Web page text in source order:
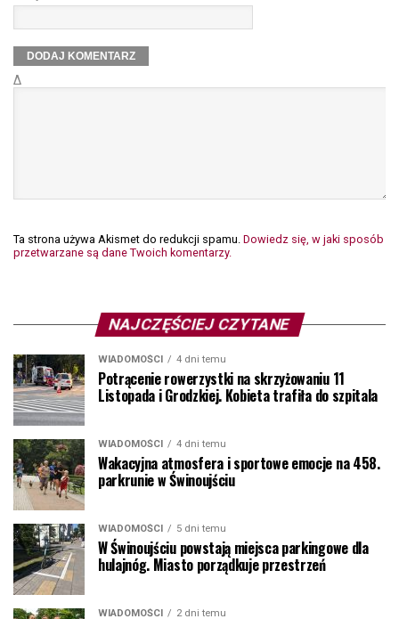
Δ
Ta strona używa Akismet do redukcji spamu. Dowiedz się, w jaki sposób
przetwarzane są dane Twoich komentarzy.
NAJCZĘŚCIEJ CZYTANE
WIADOMOŚCI 4 dni temu
Potrącenie rowerzystki na skrzyżowaniu 11
Listopada i Grodzkiej. Kobieta trafiła do szpitala
WIADOMOŚCI 4 dni temu
Wakacyjna atmosfera i sportowe emocje na 458.
parkrunie w Świnoujściu
WIADOMOŚCI 5 dni temu
W Świnoujściu powstają miejsca parkingowe dla
hulajnóg. Miasto porządkuje przestrzeń
WIADOMOŚCI 2 dni temu